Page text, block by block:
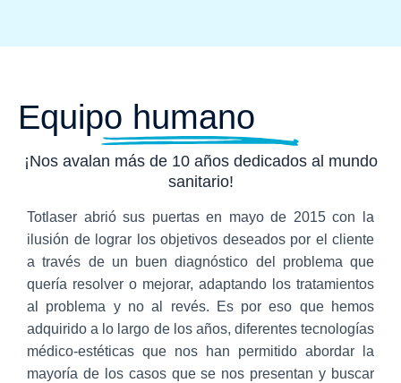
Equipo humano
¡Nos avalan más de 10 años dedicados al mundo
sanitario!
Totlaser abrió sus puertas en mayo de 2015 con la
ilusión de lograr los objetivos deseados por el cliente
a través de un buen diagnóstico del problema que
quería resolver o mejorar, adaptando los tratamientos
al problema y no al revés. Es por eso que hemos
adquirido a lo largo de los años, diferentes tecnologías
médico-estéticas que nos han permitido abordar la
mayoría de los casos que se nos presentan y buscar